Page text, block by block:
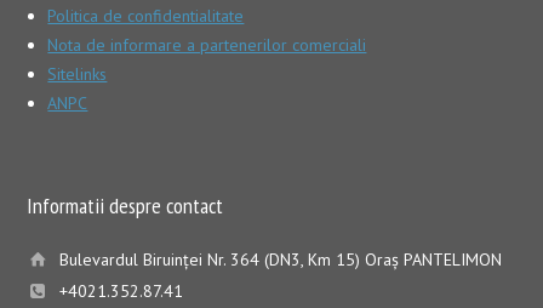
Politica de confidentialitate
Nota de informare a partenerilor comerciali
Sitelinks
ANPC
Informatii despre contact
Bulevardul Biruinţei Nr. 364 (DN3, Km 15) Oraş PANTELIMON
+4021.352.87.41